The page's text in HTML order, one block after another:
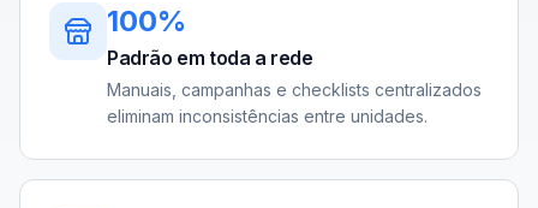
100%
Padrão em toda a rede
Manuais, campanhas e checklists centralizados
eliminam inconsistências entre unidades.